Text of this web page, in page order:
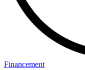
Financement